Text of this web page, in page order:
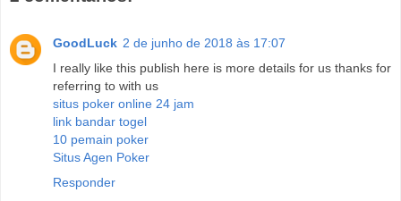
GoodLuck 2 de junho de 2018 às 17:07
I really like this publish here is more details for us thanks for
referring to with us
situs poker online 24 jam
link bandar togel
10 pemain poker
Situs Agen Poker
Responder